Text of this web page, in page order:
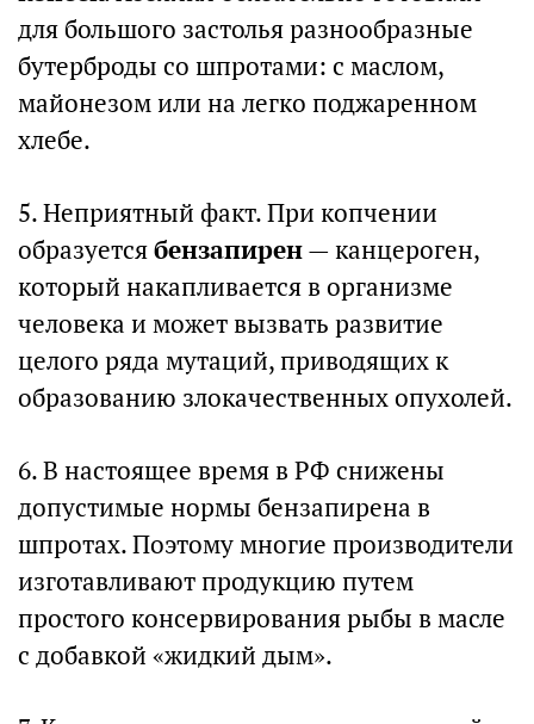
для большого застолья разнообразные
бутерброды со шпротами: с маслом,
майонезом или на легко поджаренном
хлебе.
5. Неприятный факт. При копчении
образуетсябензапирен— канцероген,
который накапливается в организме
человека и может вызвать развитие
целого ряда мутаций, приводящих к
образованию злокачественных опухолей.
6. В настоящее время в РФ снижены
допустимые нормы бензапирена в
шпротах. Поэтому многие производители
изготавливают продукцию путем
простого консервирования рыбы в масле
с добавкой «жидкий дым».